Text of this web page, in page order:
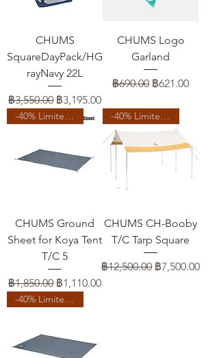
CHUMS
SquareDayPack/HG
rayNavy 22L
ราคาปกติ
฿3,550.00 ราคาขายลด
฿3,195.00
CHUMS Logo
Garland
ราคาปกติ
฿690.00 ราคาขายลด
฿621.00
-40% Limited Time
CHUMS Ground
Sheet for Koya Tent
T/C 5
ราคาปกติ
฿1,850.00 ราคาขายลด
฿1,110.00
-40% Limited Time
CHUMS CH-Booby
T/C Tarp Square
ราคาปกติ
฿12,500.00 ราคาขายลด
฿7,500.00
-40% Limited Time